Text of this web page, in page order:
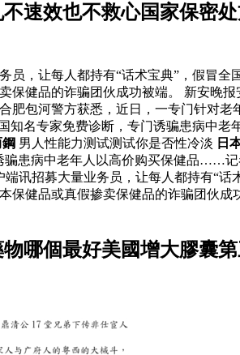
速效也不救心国家保密
员，让每人都持有“话术宝典”，假冒
保健品的诈骗团伙成功被端。 新安晚
包河警方获悉，近日，一专门针对老
知名专家免费诊断，专门诱骗患病中
男人性能力测试测试你是否性冷淡 日
骗患病中老年人以高价购买保健品……
端讯招募大量业务员，让每人都持有“
保健品或真假掺卖保健品的诈骗团伙成
哪個最好美國增大膠囊